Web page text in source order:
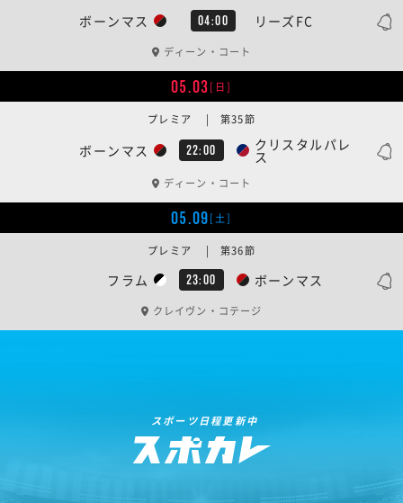
ボーンマス 04:00 リーズFC
ディーン・コート
05.03[日]
ボーンマス 22:00 クリスタルパレ
ス
プレミア | 第35節
ディーン・コート
05.09[土]
フラム 23:00 ボーンマス
プレミア | 第36節
クレイヴン・コテージ
スポーツ日程更新中